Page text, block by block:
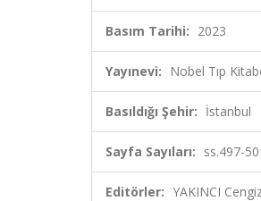
Basım Tarihi: 2023
Yayınevi: Nobel Tıp
Basıldığı Şehir: İstanbul
Sayfa Sayıları: ss.497-
Editörler: YAKINCI